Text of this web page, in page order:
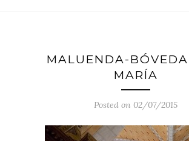
MALUENDA-
MARÍA
Posted on 02/07/2015